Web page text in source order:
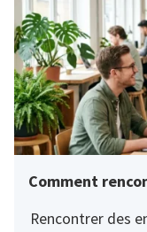
Comment
Rencontrer des